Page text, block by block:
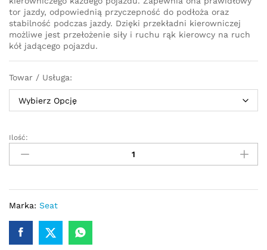
tor jazdy, odpowiednią przyczepność do podłoża oraz
stabilność podczas jazdy. Dzięki przekładni kierowniczej
możliwe jest przełożenie siły i ruchu rąk kierowcy na ruch
kół jadącego pojazdu.
Towar / Usługa:
Przekładnia
kierownicza
-
Seat
Ibiza
2008
-
Ilość:
Marka: Seat